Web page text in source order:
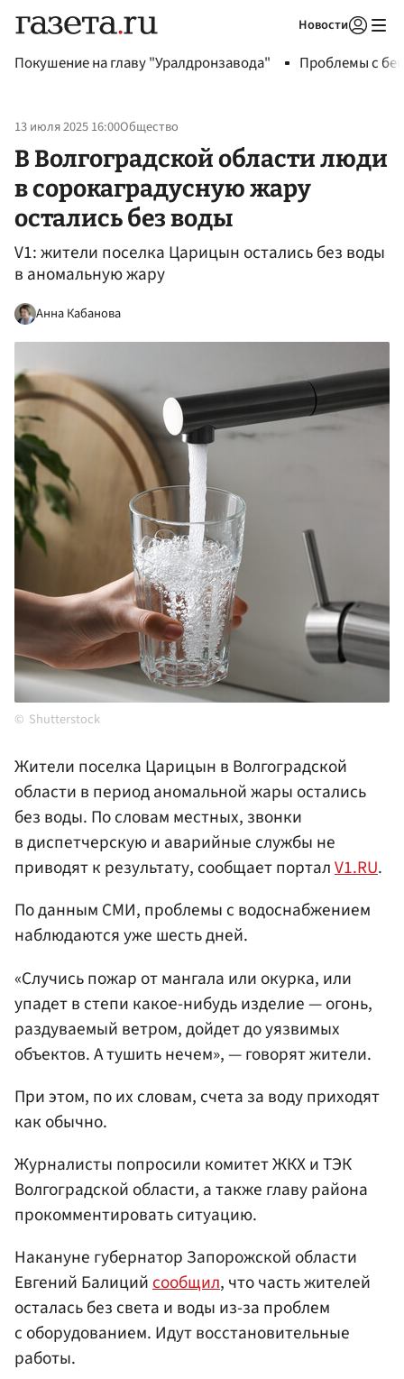
Новости
Покушение на главу "Уралдронзавода" Проблемы с
13 июля 2025 16:00Общество
В Волгоградской области люди
в сорокаградусную жару
остались без воды
V1: жители поселка Царицын остались без воды
в аномальную жару
Анна Кабанова
Shutterstock
Жители поселка Царицын в Волгоградской
области в период аномальной жары остались
без воды. По словам местных, звонки
в диспетчерскую и аварийные службы не
приводят к результату, сообщает порталV1.RU.
По данным СМИ, проблемы с водоснабжением
наблюдаются уже шесть дней.
«Случись пожар от мангала или окурка, или
упадет в степи какое-нибудь изделие — огонь,
раздуваемый ветром, дойдет до уязвимых
объектов. А тушить нечем», — говорят жители.
При этом, по их словам, счета за воду приходят
как обычно.
Журналисты попросили комитет ЖКХ и ТЭК
Волгоградской области, а также главу района
прокомментировать ситуацию.
Накануне губернатор Запорожской области
Евгений Балицийсообщил, что часть жителей
осталась без света и воды из-за проблем
с оборудованием. Идут восстановительные
работы.